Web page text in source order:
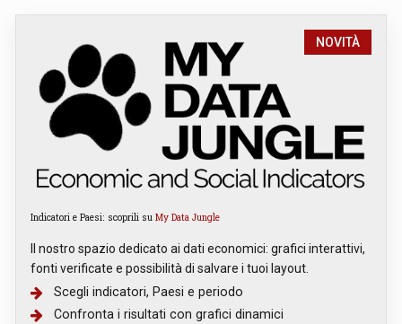
NOVITÀ
Indicatori e Paesi: scoprili su My Data Jungle
Il nostro spazio dedicato ai dati economici: grafici interattivi,
fonti verificate e possibilità di salvare i tuoi layout.
Scegli indicatori, Paesi e periodo
Confronta i risultati con grafici dinamici